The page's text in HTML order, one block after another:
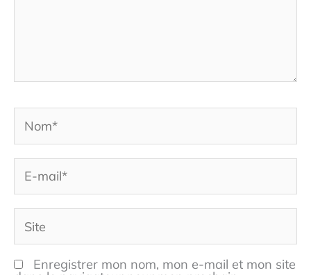
Nom*
E-
mail*
Site
Enregistrer mon nom, mon e-mail et mon site